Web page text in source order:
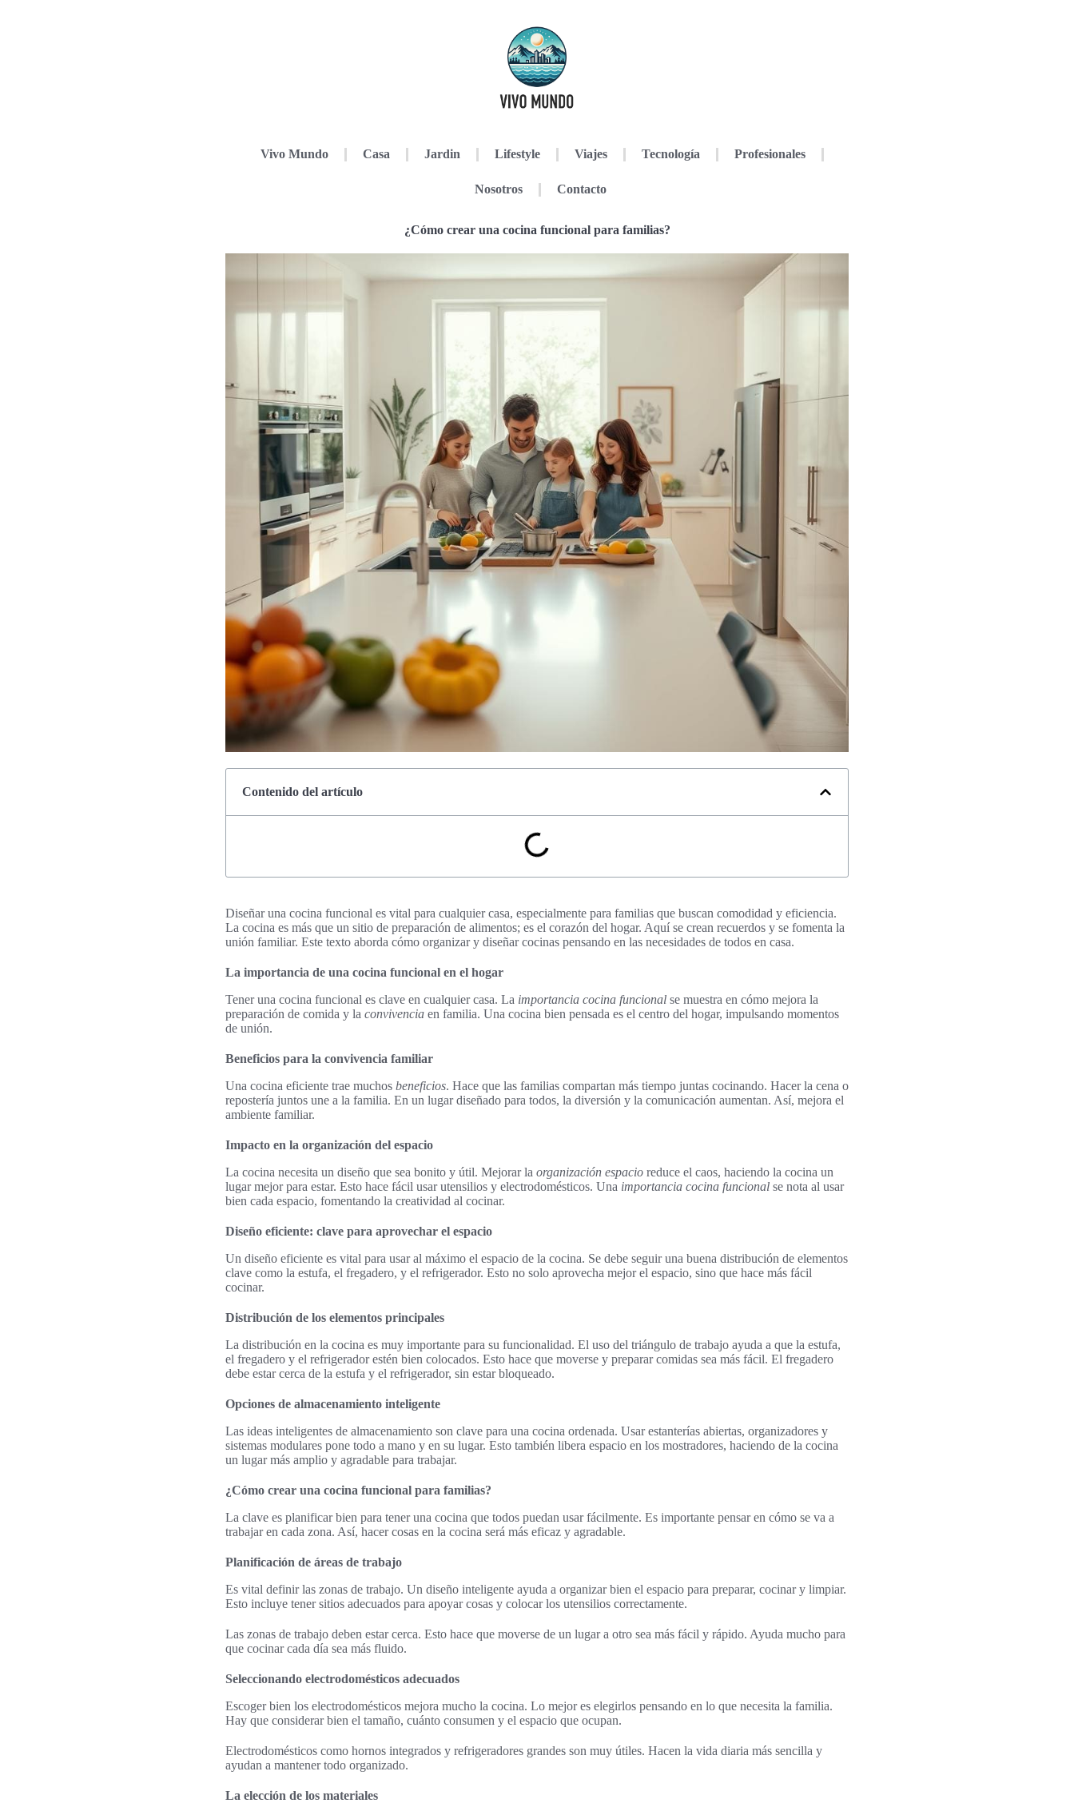
Vivo Mundo Casa Jardin Lifestyle Viajes Tecnología Profesionales
Nosotros Contacto
¿Cómo crear una cocina funcional para familias?
Contenido del artículo
Diseñar una cocina funcional es vital para cualquier casa, especialmente para familias que buscan comodidad y eficiencia.
La cocina es más que un sitio de preparación de alimentos; es el corazón del hogar. Aquí se crean recuerdos y se fomenta la
unión familiar. Este texto aborda cómo organizar y diseñar cocinas pensando en las necesidades de todos en casa.
La importancia de una cocina funcional en el hogar
Tener una cocina funcional es clave en cualquier casa. La importancia cocina funcional se muestra en cómo mejora la
preparación de comida y la convivencia en familia. Una cocina bien pensada es el centro del hogar, impulsando momentos
de unión.
Beneficios para la convivencia familiar
Una cocina eficiente trae muchos beneficios. Hace que las familias compartan más tiempo juntas cocinando. Hacer la cena o
repostería juntos une a la familia. En un lugar diseñado para todos, la diversión y la comunicación aumentan. Así, mejora el
ambiente familiar.
Impacto en la organización del espacio
La cocina necesita un diseño que sea bonito y útil. Mejorar la organización espacio reduce el caos, haciendo la cocina un
lugar mejor para estar. Esto hace fácil usar utensilios y electrodomésticos. Una importancia cocina funcional se nota al usar
bien cada espacio, fomentando la creatividad al cocinar.
Diseño eficiente: clave para aprovechar el espacio
Un diseño eficiente es vital para usar al máximo el espacio de la cocina. Se debe seguir una buena distribución de elementos
clave como la estufa, el fregadero, y el refrigerador. Esto no solo aprovecha mejor el espacio, sino que hace más fácil
cocinar.
Distribución de los elementos principales
La distribución en la cocina es muy importante para su funcionalidad. El uso del triángulo de trabajo ayuda a que la estufa,
el fregadero y el refrigerador estén bien colocados. Esto hace que moverse y preparar comidas sea más fácil. El fregadero
debe estar cerca de la estufa y el refrigerador, sin estar bloqueado.
Opciones de almacenamiento inteligente
Las ideas inteligentes de almacenamiento son clave para una cocina ordenada. Usar estanterías abiertas, organizadores y
sistemas modulares pone todo a mano y en su lugar. Esto también libera espacio en los mostradores, haciendo de la cocina
un lugar más amplio y agradable para trabajar.
¿Cómo crear una cocina funcional para familias?
La clave es planificar bien para tener una cocina que todos puedan usar fácilmente. Es importante pensar en cómo se va a
trabajar en cada zona. Así, hacer cosas en la cocina será más eficaz y agradable.
Planificación de áreas de trabajo
Es vital definir las zonas de trabajo. Un diseño inteligente ayuda a organizar bien el espacio para preparar, cocinar y limpiar.
Esto incluye tener sitios adecuados para apoyar cosas y colocar los utensilios correctamente.
Las zonas de trabajo deben estar cerca. Esto hace que moverse de un lugar a otro sea más fácil y rápido. Ayuda mucho para
que cocinar cada día sea más fluido.
Seleccionando electrodomésticos adecuados
Escoger bien los electrodomésticos mejora mucho la cocina. Lo mejor es elegirlos pensando en lo que necesita la familia.
Hay que considerar bien el tamaño, cuánto consumen y el espacio que ocupan.
Electrodomésticos como hornos integrados y refrigeradores grandes son muy útiles. Hacen la vida diaria más sencilla y
ayudan a mantener todo organizado.
La elección de los materiales